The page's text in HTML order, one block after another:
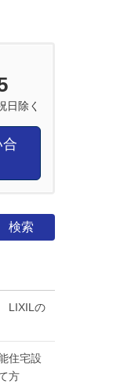
日除く
LIXILの
住宅設
方